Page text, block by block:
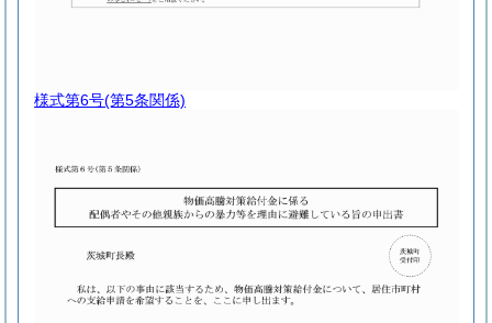
様式第6号(第5条関係)